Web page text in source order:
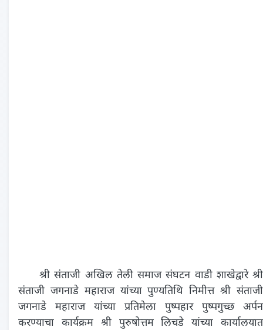
श्री संताजी अखिल तेली समाज संघटन वाडी शाखेद्वारे श्री
संताजी जगनाडे महाराज यांच्या पुण्यतिथि निमीत्त श्री संताजी
जगनाडे महाराज यांच्या प्रतिमेला पुष्पहार पुष्पगुच्छ अर्पन
करण्याचा कार्यक्रम श्री पुरुषोत्तम लिचडे यांच्या कार्यालयात